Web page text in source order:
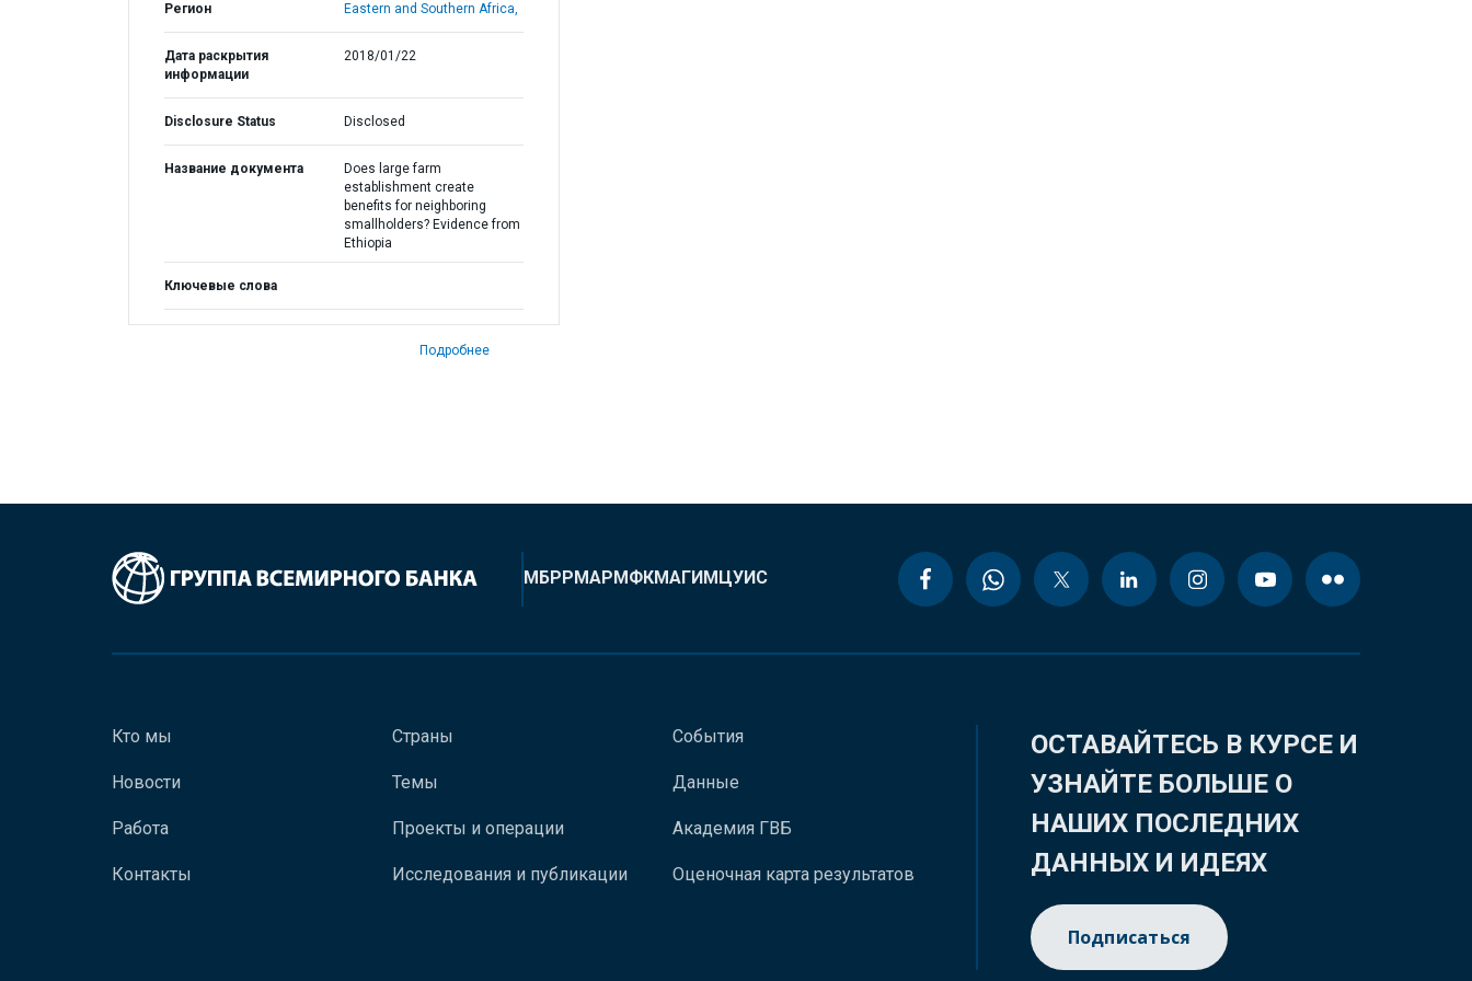
Регион Eastern and Southern Africa,
Дата раскрытия
информации
2018/01/22
Disclosure Status Disclosed
Название документа
Does large farm
establishment create
benefits for neighboring
smallholders? Evidence from
Ethiopia
Ключевые слова
Подробнее
МБРРМАРМФКМАГИМЦУИС
Кто мы
Новости
Работа
Контакты
Страны
Темы
Проекты и операции
Исследования и публикации
События
Данные
Академия ГВБ
Оценочная карта результатов
ОСТАВАЙТЕСЬ В КУРСЕ И
УЗНАЙТЕ БОЛЬШЕ О
НАШИХ ПОСЛЕДНИХ
ДАННЫХ И ИДЕЯХ
Подписаться